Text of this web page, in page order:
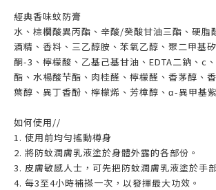
經典香味蚊防膏
水、棕櫚酸異丙酯、辛酸/癸酸甘油三酯、硬脂
酒精、香料、三乙醇胺、苯氧乙醇、聚二甲基
酮-3、檸檬酸、乙基己基甘油、EDTA二鈉、c
酯、水楊酸芐酯、肉桂醛、檸檬醛、香茅醇、
葉醇、異丁香酚、檸檬烯、芳樟醇、α-異甲基
如何使用//
1. 使用前均勻搖動樽身
2. 將防蚊潤膚乳液塗於身體外露的各部份。
3. 皮膚敏感人士，可先把防蚊潤膚乳液塗於手
4. 每3至4小時補搽一次，以發揮最大功效。